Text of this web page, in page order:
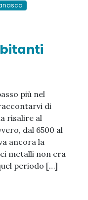
più nel
di
risalire al
dal 6500 al
ancora la
metalli non era
periodo […]